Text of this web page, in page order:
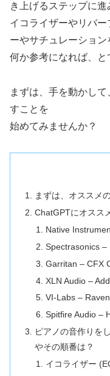
き上げるステップに進
イコライザーやリバ
ーやサチュレーショ
何か参考になれば、と
まずは、手を動かし
すことを
始めてみませんか？
まずは、オススメ
ChatGPTにオスス
Native
Spectrasonics –
Garritan – CFX
XLN Audio –
VI-Labs –
Spitfire Audio –
ピアノの音作りを
やその順番は？
イコライザー